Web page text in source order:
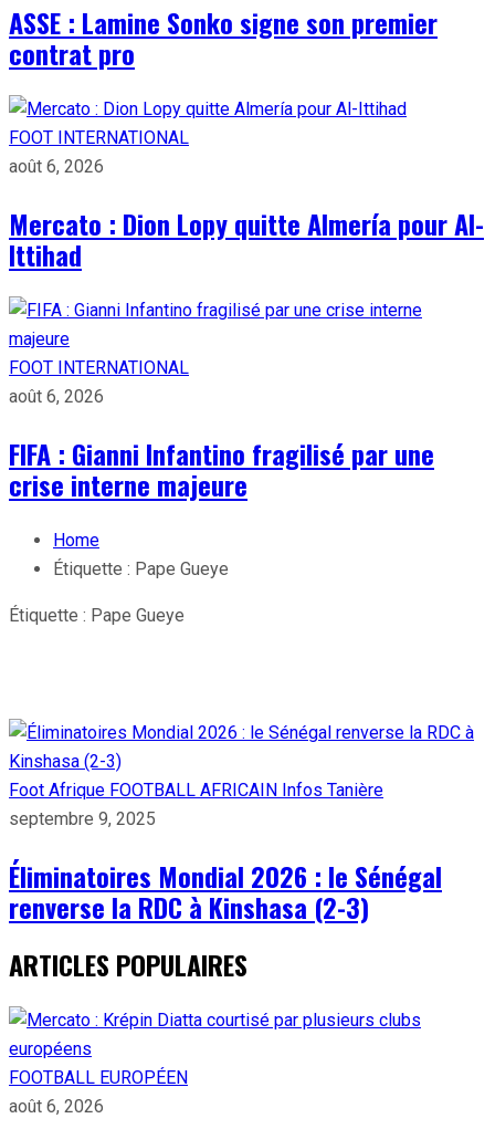
ASSE : Lamine Sonko signe son premier
contrat pro
FOOT INTERNATIONAL
août 6, 2026
Mercato : Dion Lopy quitte Almería pour Al-
Ittihad
FOOT INTERNATIONAL
août 6, 2026
FIFA : Gianni Infantino fragilisé par une
crise interne majeure
Home
Étiquette : Pape Gueye
Étiquette : Pape Gueye
Foot Afrique FOOTBALL AFRICAIN Infos Tanière
septembre 9, 2025
Éliminatoires Mondial 2026 : le Sénégal
renverse la RDC à Kinshasa (2-3)
ARTICLES POPULAIRES
FOOTBALL EUROPÉEN
août 6, 2026